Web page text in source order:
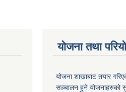
योजना तथा
योजना शाखाबाट तयार
सञ्चालन हुने योजनाहरुको